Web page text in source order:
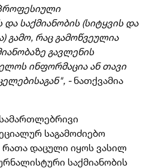
საქმიანობის (სიტყვის და
გამო, რაც გამოწვეულია
გავლენის
ინფორმაცია ან თავი
-ნათქვამია
საგამოძიებო
რათა დაცული იყოს ვასილ
საქმიანობის